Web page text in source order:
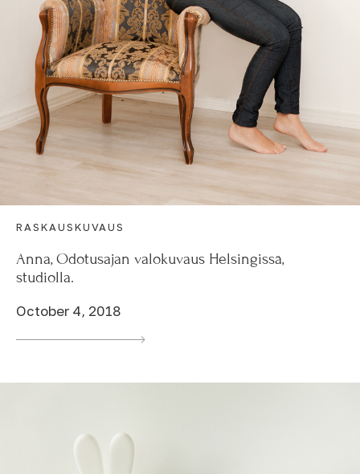
RASKAUSKUVAUS
Anna, Odotusajan valokuvaus Helsingissä,
studiolla.
October 4, 2018